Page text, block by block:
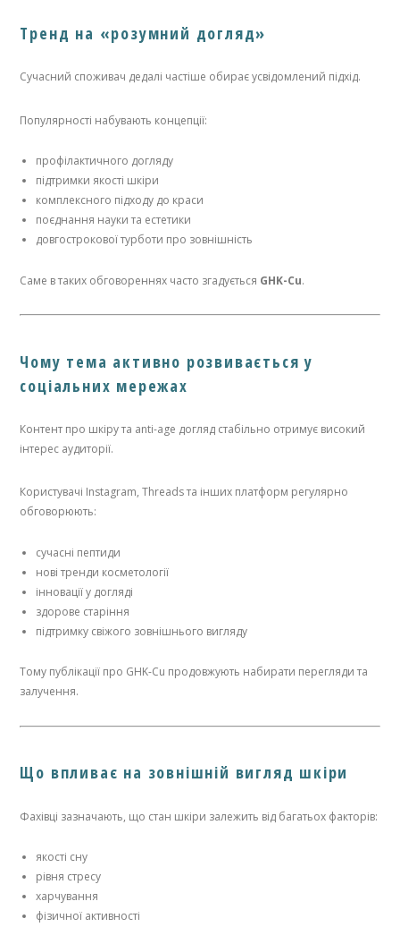
Тренд на «розумний догляд»
Сучасний споживач дедалі частіше обирає усвідомлений підхід.
Популярності набувають концепції:
профілактичного догляду
підтримки якості шкіри
комплексного підходу до краси
поєднання науки та естетики
довгострокової турботи про зовнішність
Саме в таких обговореннях часто згадується GHK-Cu.
Чому тема активно розвивається у
соціальних мережах
Контент про шкіру та anti-age догляд стабільно отримує високий
інтерес аудиторії.
Користувачі Instagram, Threads та інших платформ регулярно
обговорюють:
сучасні пептиди
нові тренди косметології
інновації у догляді
здорове старіння
підтримку свіжого зовнішнього вигляду
Тому публікації про GHK-Cu продовжують набирати перегляди та
залучення.
Що впливає на зовнішній вигляд шкіри
Фахівці зазначають, що стан шкіри залежить від багатьох факторів:
якості сну
рівня стресу
харчування
фізичної активності